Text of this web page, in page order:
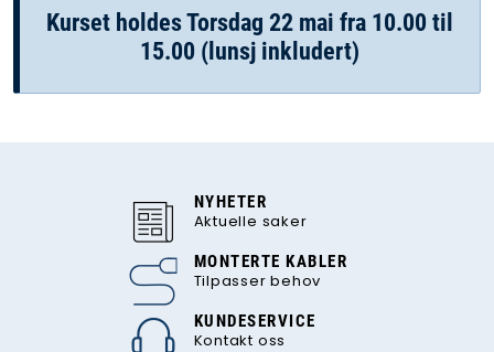
Kurset holdes Torsdag 22 mai fra 10.00 til
15.00 (lunsj inkludert)
NYHETER
Aktuelle saker
MONTERTE KABLER
Tilpasser behov
KUNDESERVICE
Kontakt oss